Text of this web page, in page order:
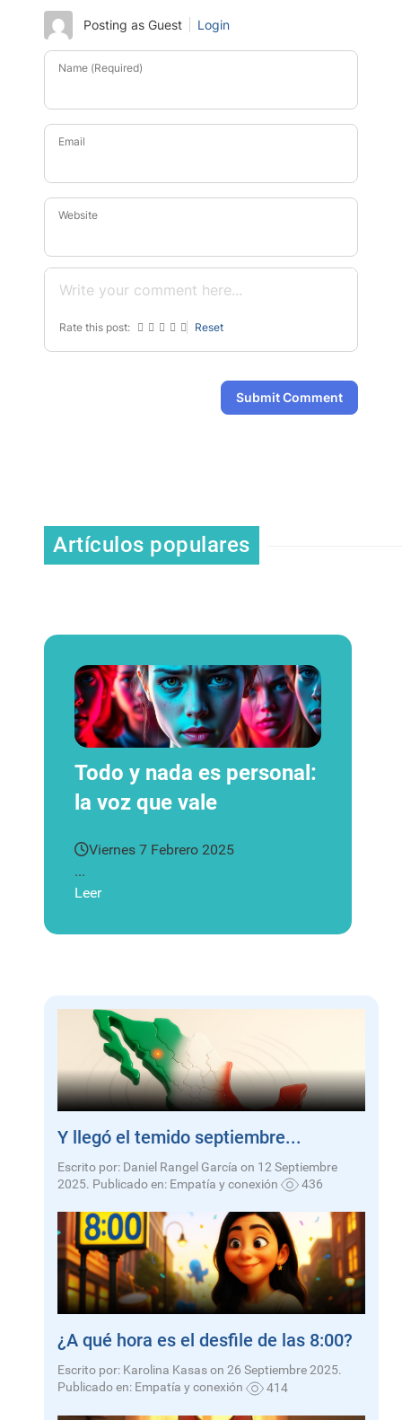
Posting as Guest Login
Name (Required)
Email
Website
Rate this post: Reset
Submit Comment
Artículos populares
Todo y nada es personal:
la voz que vale
Viernes 7 Febrero 2025
...
Leer
Y llegó el temido septiembre...
Escrito por: Daniel Rangel García on 12 Septiembre
2025. Publicado en: Empatía y conexión 436
¿A qué hora es el desfile de las 8:00?
Escrito por: Karolina Kasas on 26 Septiembre 2025.
Publicado en: Empatía y conexión 414